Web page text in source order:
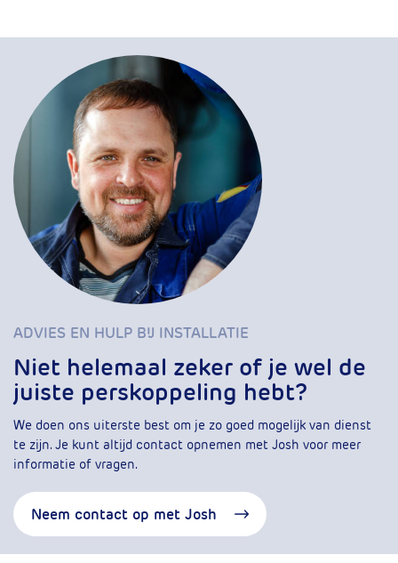
ADVIES EN HULP BIJ INSTALLATIE
Niet helemaal zeker of je wel de
juiste perskoppeling hebt?
We doen ons uiterste best om je zo goed mogelijk van dienst
te zijn. Je kunt altijd contact opnemen met Josh voor meer
informatie of vragen.
Neem contact op met Josh